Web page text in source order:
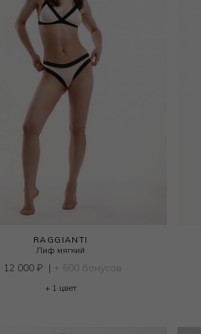
RAGGIANTI
Лиф мягкий
12 000 ₽ | + 600 бонусов
+ 1 цвет